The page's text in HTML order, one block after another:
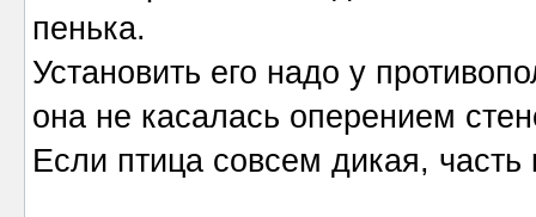
пенька.
Установить его надо у
она не касалась оперением
Если птица совсем дикая,